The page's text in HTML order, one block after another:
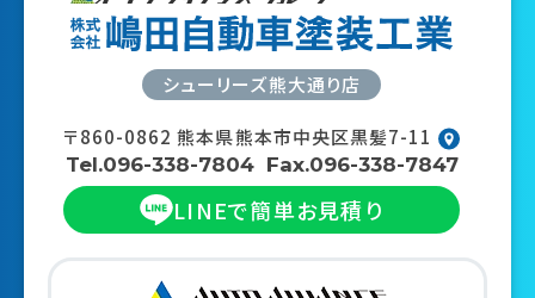
シューリーズ熊大通り店
〒860-0862熊本県熊本市中央区黒髪7-11
Tel.096-338-7804 Fax.096-338-7847
LINEで簡単お見積り